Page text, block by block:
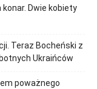
Dwie kobiety
Teraz Bocheński z
Ukraińców
poważnego